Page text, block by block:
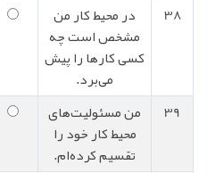
38
در محیط کار من
مشخص است چه
کسی کارها را پیش
می‌برد.
39
من مسئولیت‌های
محیط کار خود را
تقسیم کرده‌ام.